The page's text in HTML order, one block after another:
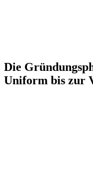
Die
Uniform bis zur